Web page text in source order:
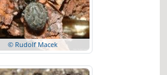
© Rudolf Macek